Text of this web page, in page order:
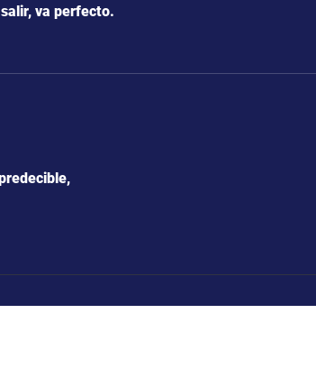
va perfecto.